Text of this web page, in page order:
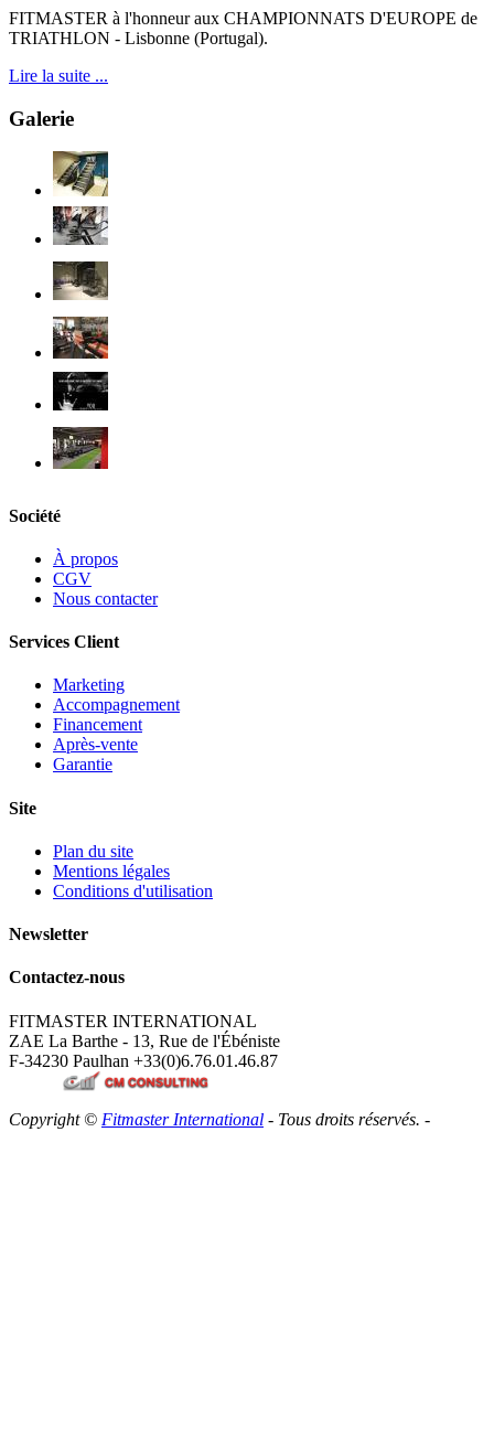
FITMASTER à l'honneur aux CHAMPIONNATS D'EUROPE de
TRIATHLON - Lisbonne (Portugal).
Lire la suite ...
Galerie
Société
À propos
CGV
Nous contacter
Services Client
Marketing
Accompagnement
Financement
Après-vente
Garantie
Site
Plan du site
Mentions légales
Conditions d'utilisation
Newsletter
Contactez-nous
FITMASTER INTERNATIONAL
ZAE La Barthe - 13, Rue de l'Ébéniste
F-34230 Paulhan +33(0)6.76.01.46.87
Copyright © Fitmaster International - Tous droits réservés. -